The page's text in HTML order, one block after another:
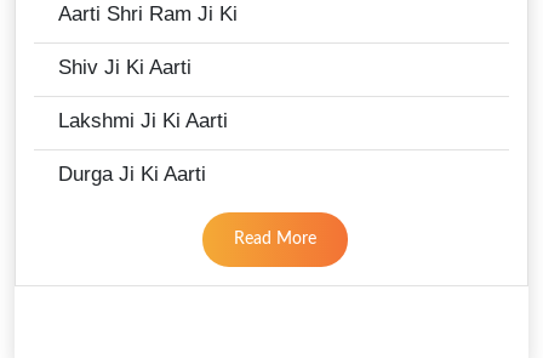
Aarti Shri Ram Ji Ki
Shiv Ji Ki Aarti
Lakshmi Ji Ki Aarti
Durga Ji Ki Aarti
Read More